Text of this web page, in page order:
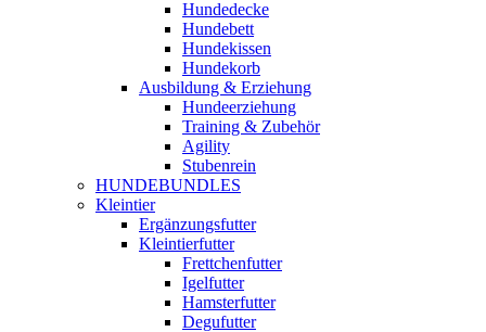
Hundedecke
Hundebett
Hundekissen
Hundekorb
Ausbildung & Erziehung
Hundeerziehung
Training & Zubehör
Agility
Stubenrein
HUNDEBUNDLES
Kleintier
Ergänzungsfutter
Kleintierfutter
Frettchenfutter
Igelfutter
Hamsterfutter
Degufutter